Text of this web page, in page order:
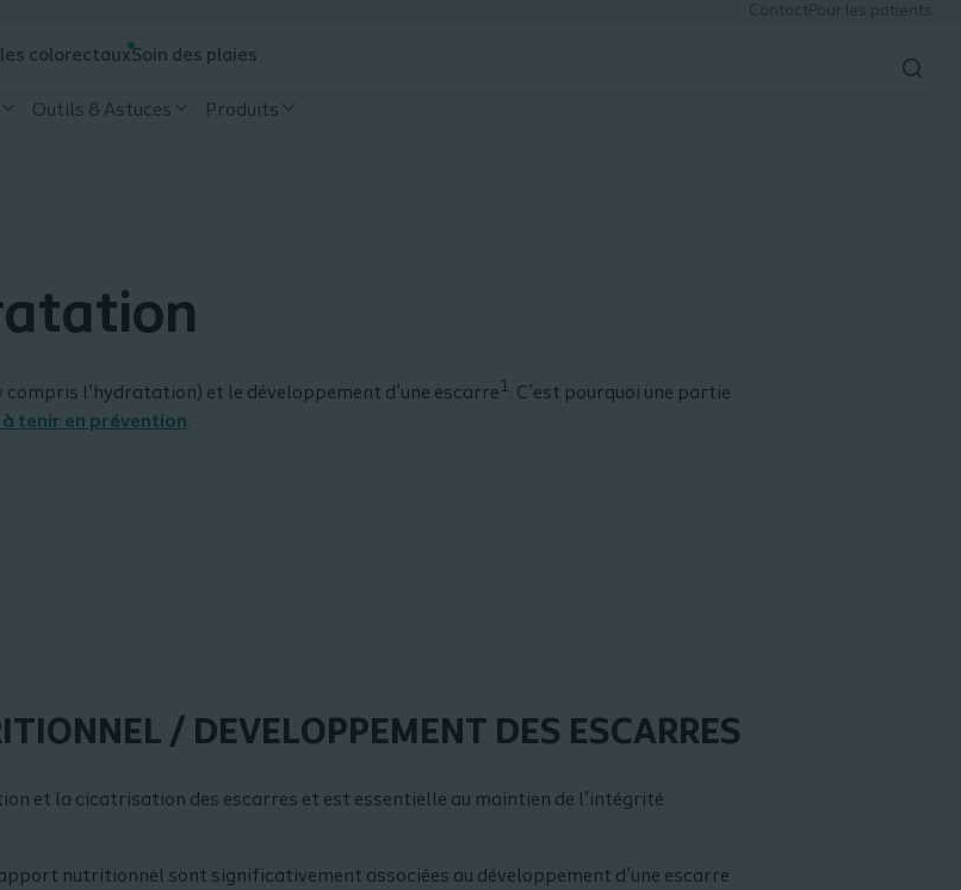
ContactPour les patients
colorectauxSoin des plaies
Outils & Astuces Produits
l’hydratation) et le développement d’une escarre1. C’est pourquoi une partie
tenir en prévention.
/ DEVELOPPEMENT DES ESCARRES
et la cicatrisation des escarres et est essentielle au maintien de l’intégrité
nutritionnel sont significativement associées au développement d’une escarre